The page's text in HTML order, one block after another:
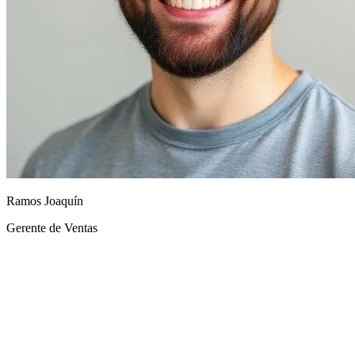
Ramos Joaquín
Gerente de Ventas